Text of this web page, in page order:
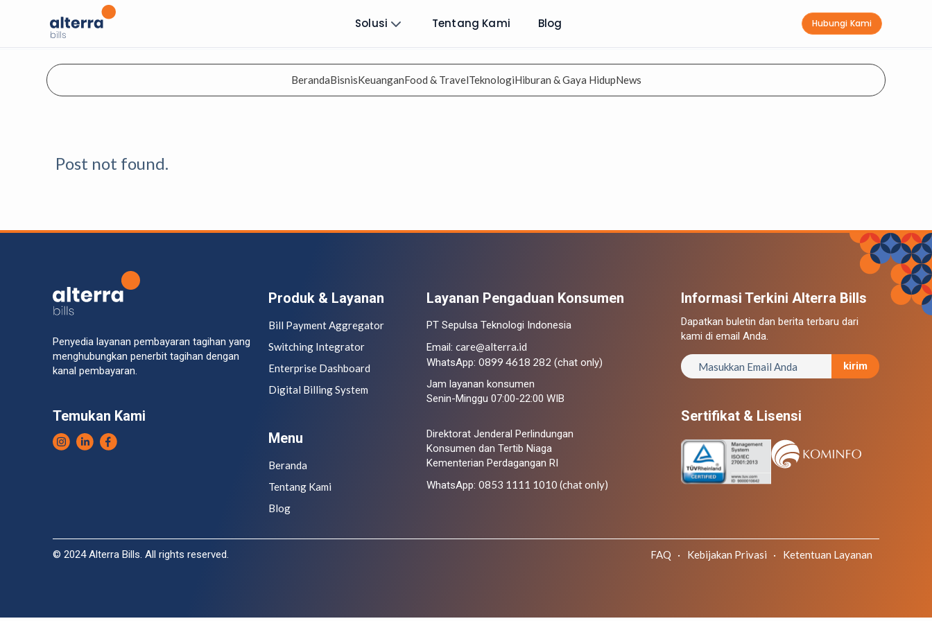
Solusi Tentang Kami Blog Hubungi Kami
BerandaBisnisKeuanganFood & TravelTeknologiHiburan & Gaya HidupNews
Post not found.
Penyedia layanan pembayaran tagihan yang
menghubungkan penerbit tagihan dengan
kanal pembayaran.
Temukan Kami
Produk & Layanan
Bill Payment Aggregator
Switching Integrator
Enterprise Dashboard
Digital Billing System
Menu
Beranda
Tentang Kami
Blog
Layanan Pengaduan Konsumen
PT Sepulsa Teknologi Indonesia
Email: care@alterra.id
WhatsApp: 0899 4618 282 (chat only)
Jam layanan konsumen
Senin-Minggu 07:00-22:00 WIB
Direktorat Jenderal Perlindungan
Konsumen dan Tertib Niaga
Kementerian Perdagangan RI
WhatsApp: 0853 1111 1010 (chat only)
Informasi Terkini Alterra Bills
Dapatkan buletin dan berita terbaru dari
kami di email Anda.
kirim
Sertifikat & Lisensi
© 2024 Alterra Bills. All rights reserved. FAQ · Kebijakan Privasi · Ketentuan Layanan